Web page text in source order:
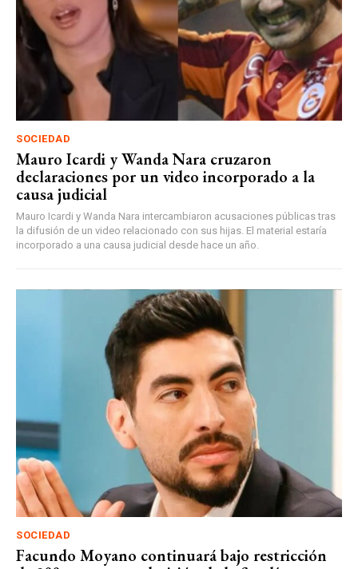
SOCIEDAD
Mauro Icardi y Wanda Nara cruzaron
declaraciones por un video incorporado a la
causa judicial
Mauro Icardi y Wanda Nara intercambiaron acusaciones públicas tras
la difusión de un video relacionado con sus hijas. El material estaría
incorporado a una causa judicial desde hace un año.
SOCIEDAD
Facundo Moyano continuará bajo restricción